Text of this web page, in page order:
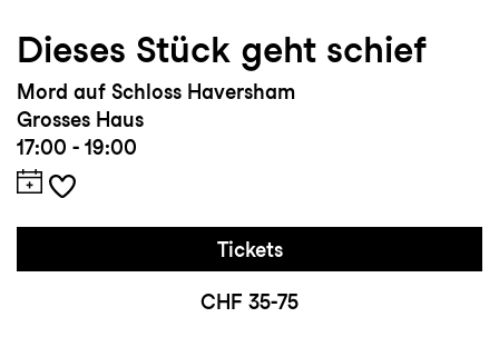
Dieses Stück geht schief
Mord auf Schloss Haversham
Grosses Haus
17:00 - 19:00
Tickets
CHF 35-75